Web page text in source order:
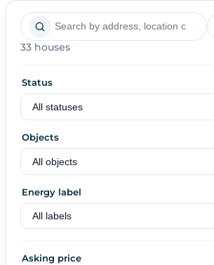
33 houses
Status
Objects
Energy label
Asking price